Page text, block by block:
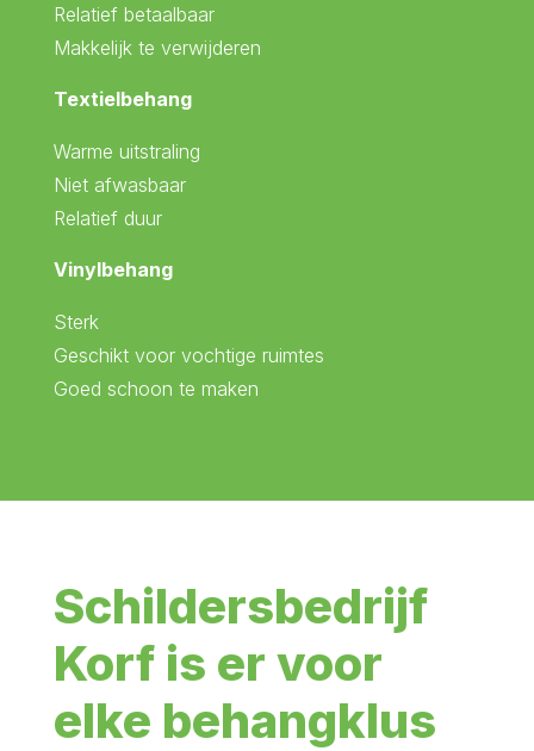
Relatief betaalbaar
Makkelijk te verwijderen
Textielbehang
Warme uitstraling
Niet afwasbaar
Relatief duur
Vinylbehang
Sterk
Geschikt voor vochtige ruimtes
Goed schoon te maken
Schildersbedrijf
Korf is er voor
elke behangklus